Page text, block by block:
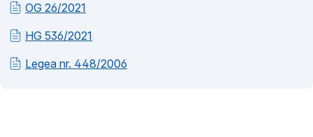
OG 26/2021
HG 536/2021
Legea nr. 448/2006